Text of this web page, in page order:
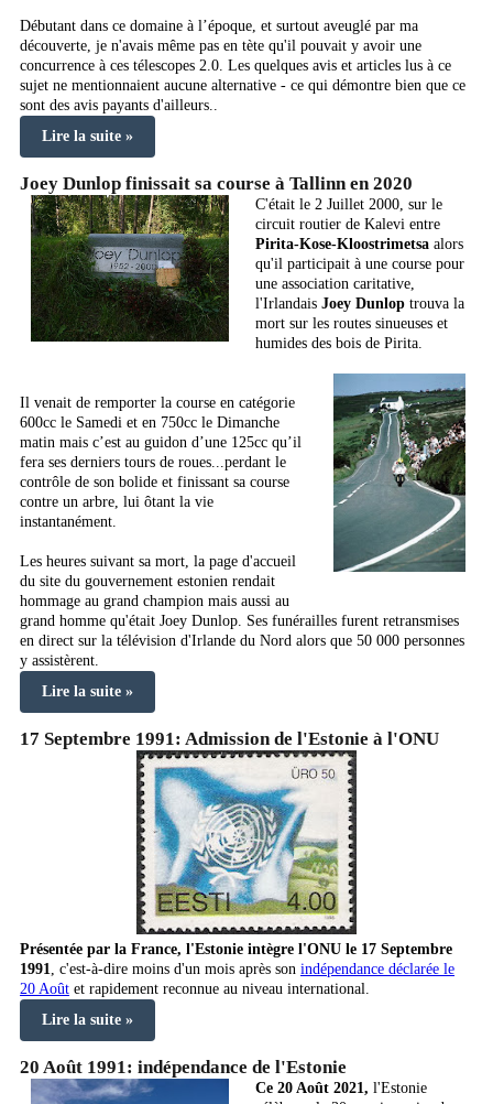
Débutant dans ce domaine à l’époque, et surtout aveuglé par ma
découverte, je n'avais même pas en tète qu'il pouvait y avoir une
concurrence à ces télescopes 2.0. Les quelques avis et articles lus à ce
sujet ne mentionnaient aucune alternative - ce qui démontre bien que ce
sont des avis payants d'ailleurs..
Lire la suite »
Joey Dunlop finissait sa course à Tallinn en 2020
C'était le 2 Juillet 2000, sur le
circuit routier de Kalevi entre
Pirita-Kose-Kloostrimetsa alors
qu'il participait à une course pour
une association caritative,
l'Irlandais Joey Dunlop trouva la
mort sur les routes sinueuses et
humides des bois de Pirita.
Il venait de remporter la course en catégorie
600cc le Samedi et en 750cc le Dimanche
matin mais c’est au guidon d’une 125cc qu’il
fera ses derniers tours de roues...perdant le
contrôle de son bolide et finissant sa course
contre un arbre, lui ôtant la vie
instantanément.
Les heures suivant sa mort, la page d'accueil
du site du gouvernement estonien rendait
hommage au grand champion mais aussi au
grand homme qu'était Joey Dunlop. Ses funérailles furent retransmises
en direct sur la télévision d'Irlande du Nord alors que 50 000 personnes
y assistèrent.
Lire la suite »
17 Septembre 1991: Admission de l'Estonie à l'ONU
Présentée par la France, l'Estonie intègre l'ONU le 17 Septembre
1991, c'est-à-dire moins d'un mois après son indépendance déclarée le
20 Août et rapidement reconnue au niveau international.
Lire la suite »
20 Août 1991: indépendance de l'Estonie
Ce 20 Août 2021, l'Estonie